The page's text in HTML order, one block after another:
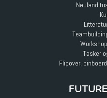
Neuland
Tasker
Flipover,